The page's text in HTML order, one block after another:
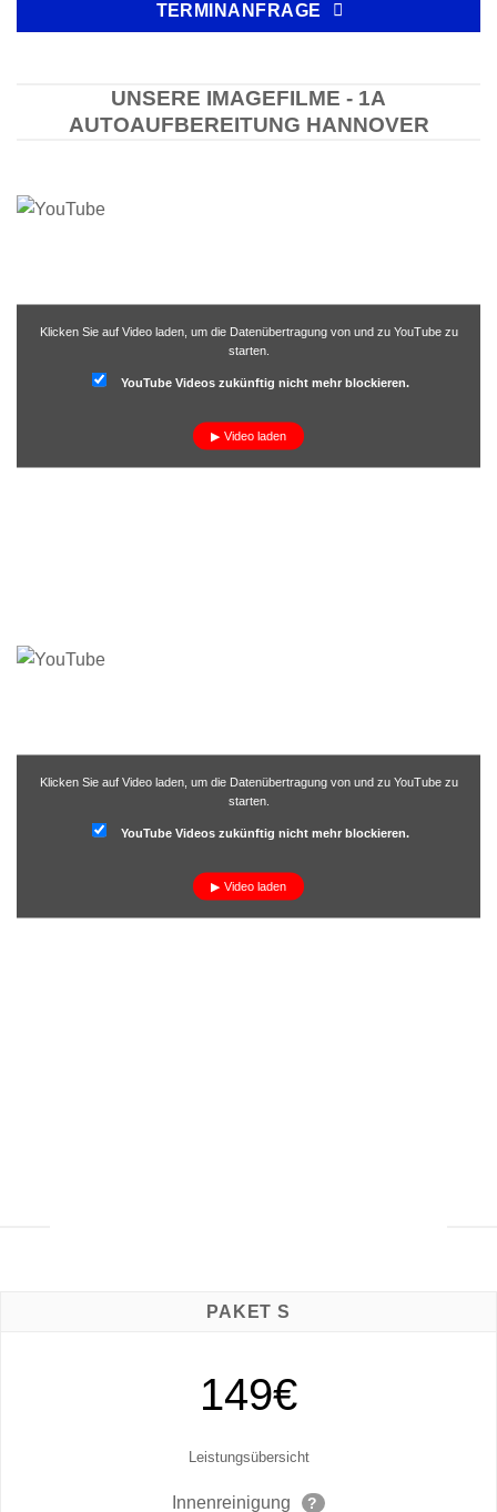
TERMINANFRAGE
UNSERE IMAGEFILME - 1A
AUTOAUFBEREITUNG HANNOVER
Klicken Sie auf Video laden, um die Datenübertragung von und zu YouTube zu
starten.
YouTube Videos zukünftig nicht mehr blockieren.
Video laden
Klicken Sie auf Video laden, um die Datenübertragung von und zu YouTube zu
starten.
YouTube Videos zukünftig nicht mehr blockieren.
Video laden
PAKET S
149€
Leistungsübersicht
Innenreinigung ?